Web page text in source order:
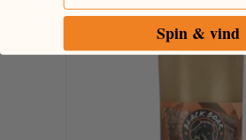
Spin & vind